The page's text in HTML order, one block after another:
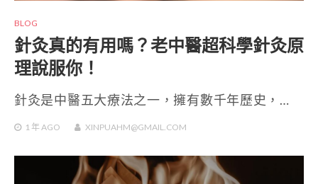
BLOG
針灸真的有用嗎？老中醫超科學針灸原
理說服你！
針灸是中醫五大療法之一，擁有數千年歷史，…
1 年 AGO XINPUAHM@GMAIL.COM